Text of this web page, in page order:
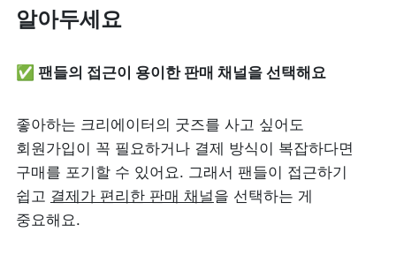
알아두세요
✅ 팬들의 접근이 용이한 판매 채널을 선택해요
좋아하는 크리에이터의 굿즈를 사고 싶어도
회원가입이 꼭 필요하거나 결제 방식이 복잡하다면
구매를 포기할 수 있어요. 그래서 팬들이 접근하기
쉽고 결제가 편리한 판매 채널을 선택하는 게
중요해요.